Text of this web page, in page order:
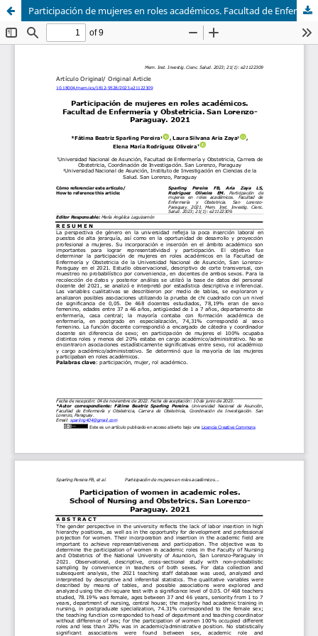
Participación de mujeres en roles académicos. Facultad de Enfermería y Obstetricia. San Lorenzo-Paraguay. 2021